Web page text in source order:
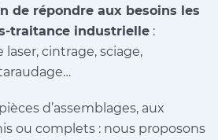
de répondre aux besoins les
traitance industrielle :
cintrage, sciage,
d’assemblages, aux
ou complets : nous proposons